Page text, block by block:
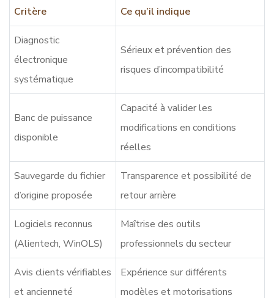
Critère Ce qu’il indique
Diagnostic
électronique
systématique
Sérieux et prévention des
risques d’incompatibilité
Banc de puissance
disponible
Capacité à valider les
modifications en conditions
réelles
Sauvegarde du fichier
d’origine proposée
Transparence et possibilité de
retour arrière
Logiciels reconnus
(Alientech, WinOLS)
Maîtrise des outils
professionnels du secteur
Avis clients vérifiables
et ancienneté
Expérience sur différents
modèles et motorisations